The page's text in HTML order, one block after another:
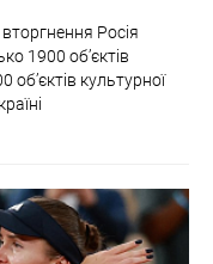
Росія
1900 об’єктів
культурної